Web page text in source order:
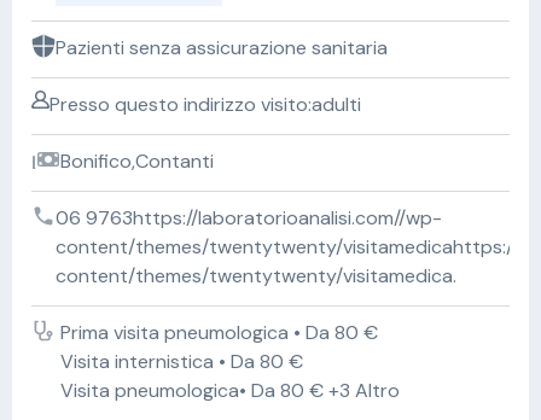
Pazienti senza assicurazione sanitaria
Presso questo indirizzo visito:adulti
Bonifico,Contanti
06 9763https://laboratorioanalisi.com//wp-
content/themes/twentytwenty/visitamedicahttps://
content/themes/twentytwenty/visitamedica.
Prima visita pneumologica • Da 80 €
Visita internistica • Da 80 €
Visita pneumologica• Da 80 € +3 Altro